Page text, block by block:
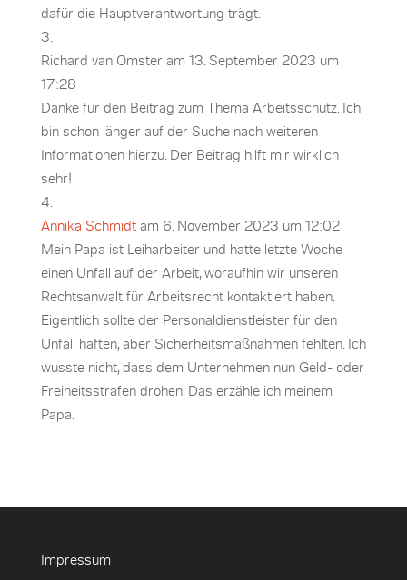
dafür die Hauptverantwortung trägt.
Richard van Omster am 13. September 2023 um
17:28
Danke für den Beitrag zum Thema Arbeitsschutz. Ich
bin schon länger auf der Suche nach weiteren
Informationen hierzu. Der Beitrag hilft mir wirklich
sehr!
Annika Schmidt am 6. November 2023 um 12:02
Mein Papa ist Leiharbeiter und hatte letzte Woche
einen Unfall auf der Arbeit, woraufhin wir unseren
Rechtsanwalt für Arbeitsrecht kontaktiert haben.
Eigentlich sollte der Personaldienstleister für den
Unfall haften, aber Sicherheitsmaßnahmen fehlten. Ich
wusste nicht, dass dem Unternehmen nun Geld- oder
Freiheitsstrafen drohen. Das erzähle ich meinem
Papa.
Impressum